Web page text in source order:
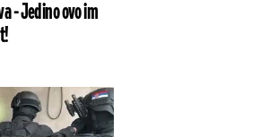
- Jedino ovo im